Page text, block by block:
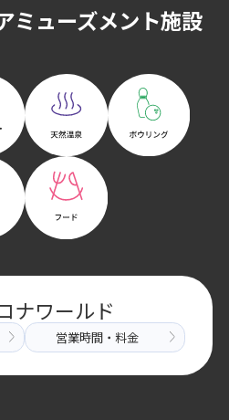
ミューズメント施設
ナワールド
営業時間・料金